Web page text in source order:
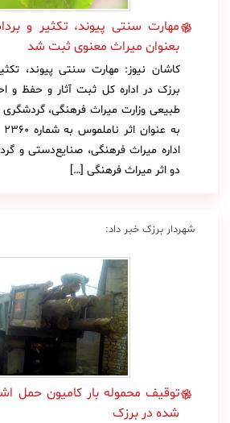
مهارت سنتی پیوند، تکثیر و
بعنوان میراث معنوی ثبت شد
کاشان نیوز: مهارت سنتی پیوند،
برزک در اداره کل ثبت آثار و حفظ و
طبیعی وزارت میراث فرهنگی،
اداره میراث‌ فرهنگی، صنایع‌دستی و
دو اثر میراث فرهنگی […]
شهردار برزک خبر داد:
توقیف محموله بار کامیون حمل
شده در برزک